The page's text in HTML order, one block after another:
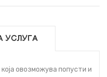
УСЛУГА
овозможува попусти и